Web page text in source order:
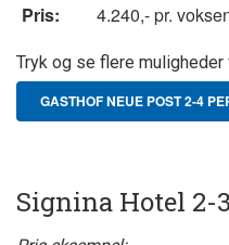
Pris:
4.240,- pr.
Tryk og se flere
GASTHOF NEUE POST 2-4
Signina Hotel 2-